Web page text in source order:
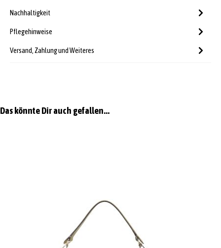
Nachhaltigkeit
Pflegehinweise
Versand, Zahlung und Weiteres
Produktgalerie überspringen
Das könnte Dir auch gefallen...